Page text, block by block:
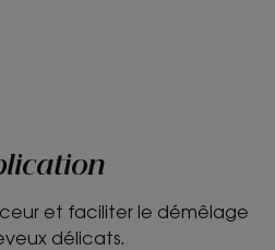
et faciliter le démêlage
délicats.